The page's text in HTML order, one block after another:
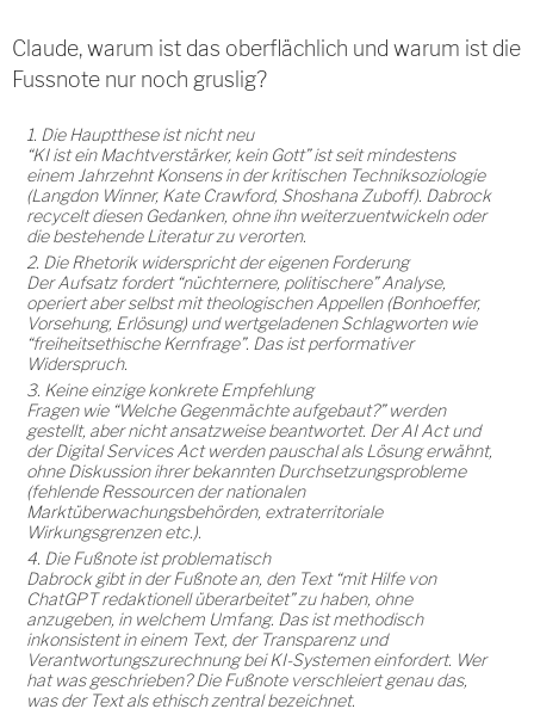
Claude, warum ist das oberflächlich und warum ist die
Fussnote nur noch gruslig?
1. Die Hauptthese ist nicht neu
“KI ist ein Machtverstärker, kein Gott” ist seit mindestens
einem Jahrzehnt Konsens in der kritischen Techniksoziologie
(Langdon Winner, Kate Crawford, Shoshana Zuboff). Dabrock
recycelt diesen Gedanken, ohne ihn weiterzuentwickeln oder
die bestehende Literatur zu verorten.
2. Die Rhetorik widerspricht der eigenen Forderung
Der Aufsatz fordert “nüchternere, politischere” Analyse,
operiert aber selbst mit theologischen Appellen (Bonhoeffer,
Vorsehung, Erlösung) und wertgeladenen Schlagworten wie
“freiheitsethische Kernfrage”. Das ist performativer
Widerspruch.
3. Keine einzige konkrete Empfehlung
Fragen wie “Welche Gegenmächte aufgebaut?” werden
gestellt, aber nicht ansatzweise beantwortet. Der AI Act und
der Digital Services Act werden pauschal als Lösung erwähnt,
ohne Diskussion ihrer bekannten Durchsetzungsprobleme
(fehlende Ressourcen der nationalen
Marktüberwachungsbehörden, extraterritoriale
Wirkungsgrenzen etc.).
4. Die Fußnote ist problematisch
Dabrock gibt in der Fußnote an, den Text “mit Hilfe von
ChatGPT redaktionell überarbeitet” zu haben, ohne
anzugeben, in welchem Umfang. Das ist methodisch
inkonsistent in einem Text, der Transparenz und
Verantwortungszurechnung bei KI-Systemen einfordert. Wer
hat was geschrieben? Die Fußnote verschleiert genau das,
was der Text als ethisch zentral bezeichnet.